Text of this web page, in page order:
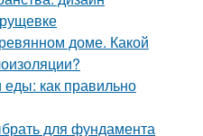
доме. Какой
как правильно
для фундамента